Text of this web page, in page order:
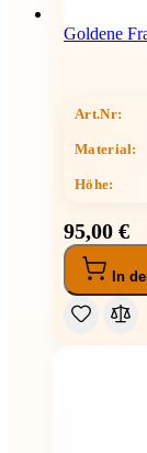
Goldene
Art.Nr:
Material:
Höhe:
95,00 €
In